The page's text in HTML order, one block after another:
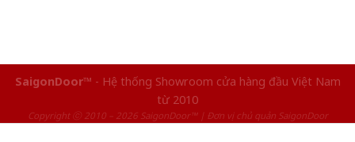
SaigonDoor™ - Hệ thống Showroom cửa hàng đầu Việt Nam
từ 2010
Copyright ⓒ 2010 – 2026 SaigonDoor™ | Đơn vị chủ quản SaigonDoor